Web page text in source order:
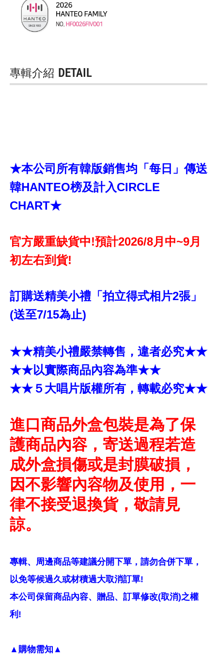
專輯介紹 DETAIL
★本公司所有韓版銷售均「每日」傳送
韓HANTEO榜及計入CIRCLE
CHART★
官方嚴重缺貨中!預計2026/8月中~9月
初左右到貨!
訂購送精美小禮「拍立得式相片2張」
(送至7/15為止)
★★精美小禮嚴禁轉售，違者必究★★
★★以實際商品內容為準★★
★★５大唱片版權所有，轉載必究★★
進口商品外盒包裝是為了保
護商品內容，寄送過程若造
成外盒損傷或是封膜破損，
因不影響內容物及使用，一
律不接受退換貨，敬請見
諒。
專輯、周邊商品等建議分開下單，請勿合併下單，
以免等候過久或材積過大取消訂單!
本公司保留商品內容、贈品、訂單修改(取消)之權
利!
▲購物需知▲